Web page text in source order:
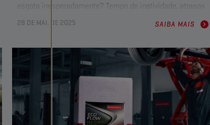
esgota inesperadamente? Tempo de inatividade, atrasos
no serviço e clientes frustrados. É por isso que a
estabeleceu uma parceria com a
sistema revolucionário de monitorização de lubrificantes
concebido para manter as oficinas a funcionar sem
interrupções.
28 DE MAI. DE 2025 SAIBA MAIS